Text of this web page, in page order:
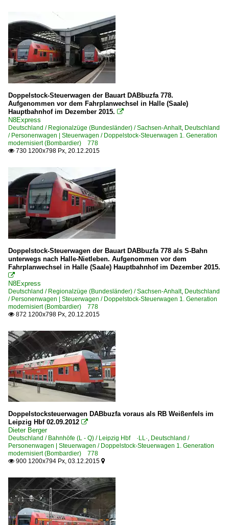
Doppelstock-Steuerwagen der Bauart DABbuzfa 778.
Aufgenommen vor dem Fahrplanwechsel in Halle (Saale)
Hauptbahnhof im Dezember 2015. 
N8Express
Deutschland / Regionalzüge (Bundesländer) / Sachsen-Anhalt, Deutschland
/ Personenwagen | Steuerwagen / Doppelstock-Steuerwagen 1. Generation
modernisiert (Bombardier) 778
 730 1200x798 Px, 20.12.2015
Doppelstock-Steuerwagen der Bauart DABbuzfa 778 als S-Bahn
unterwegs nach Halle-Nietleben. Aufgenommen vor dem
Fahrplanwechsel in Halle (Saale) Hauptbahnhof im Dezember 2015.

N8Express
Deutschland / Regionalzüge (Bundesländer) / Sachsen-Anhalt, Deutschland
/ Personenwagen | Steuerwagen / Doppelstock-Steuerwagen 1. Generation
modernisiert (Bombardier) 778
 872 1200x798 Px, 20.12.2015
Doppelstocksteuerwagen DABbuzfa voraus als RB Weißenfels im
Leipzig Hbf 02.09.2012 
Dieter Berger
Deutschland / Bahnhöfe (L - Q) / Leipzig Hbf ·LL·, Deutschland /
Personenwagen | Steuerwagen / Doppelstock-Steuerwagen 1. Generation
modernisiert (Bombardier) 778
 900 1200x794 Px, 03.12.2015 